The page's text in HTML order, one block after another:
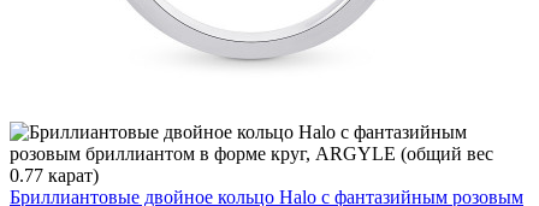
Бриллиантовые двойное кольцо Halo с фантазийным розовым